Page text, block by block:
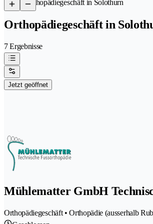
/Orthopädiegeschäft in Solothurn
Orthopädiegeschäft in
7 Ergebnisse
Jetzt geöffnet
Mühlematter GmbH
Orthopädiegeschäft • Orthopädie (ausserhalb